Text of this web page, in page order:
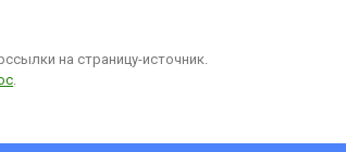
на страницу-источник.
.